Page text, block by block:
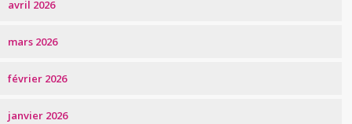
avril 2026
mars 2026
février 2026
janvier 2026